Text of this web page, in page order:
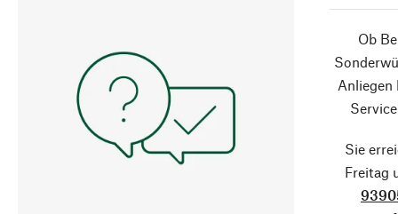
Ob
Anliegen
Sie
Freitag